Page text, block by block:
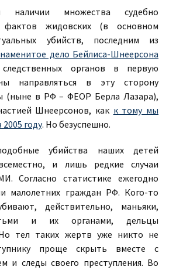
наличии множества судебно
фактов жидовских (в основном
убийств, последним из
дело Бейлиса-Шнеерсона
органов в первую
направляться в эту сторону
(ныне в РФ – ФЕОР Берла Лазара),
Шнеерсонов, как к тому мы
году. Но безуспешно.
убийства наших детей
и лишь редкие случаи
Согласно статистике ежегодно
малолетних граждан РФ. Кого-то
действительно, маньяки,
и их органами, дельцы
Но тел таких жертв уже никто не
проще скрыть вместе с
и следы своего преступления. Во